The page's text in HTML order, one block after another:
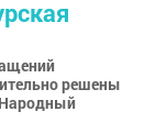
решены